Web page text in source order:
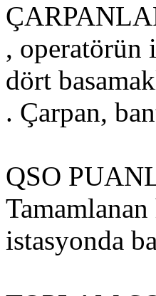
, operatörün
dört
. Çarpan,
QSO
Tamamlanan
istasyonda